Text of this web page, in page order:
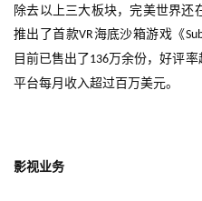
茶
原
创
界
除去以上三大板块，完美世界还
推出了首款VR海底沙箱游戏《
目前已售出了136万余份，好评率
平台每月收入超过百万美元。
影视业务